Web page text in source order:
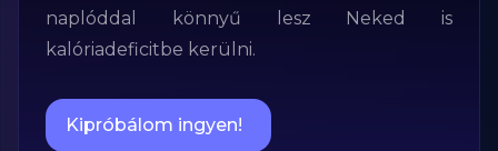
naplóddal könnyű lesz Neked is
kalóriadeficitbe kerülni.
Kipróbálom ingyen!